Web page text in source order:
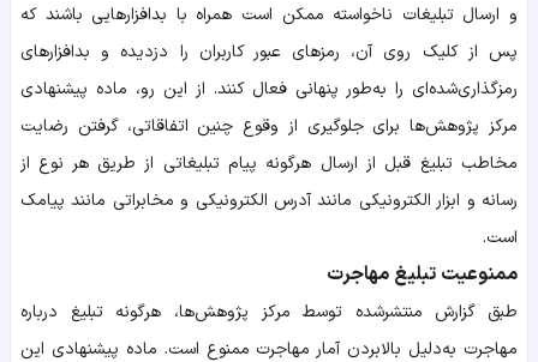
و ارسال تبلیغات ناخواسته ممکن است همراه با بدافزارهایی باشند که
پس از کلیک روی آن، رمزهای عبور کاربران را دزدیده و بدافزارهای
رمزگذاری‌شده‌ای را به‌طور پنهانی‌ فعال کنند. از این‌ رو، ماده پیشنهادی
مرکز پژوهش‌ها برای جلوگیری از وقوع چنین اتفاقاتی، گرفتن رضایت
مخاطب تبلیغ قبل از ارسال هرگونه پیام تبلیغاتی از طریق هر نوع از
رسانه و ابزار الکترونیکی مانند آدرس الکترونیکی و مخابراتی مانند پیامک
است.
ممنوعیت تبلیغ مهاجرت
طبق گزارش منتشرشده توسط مرکز پژوهش‌ها، هرگونه تبلیغ درباره
مهاجرت به‌دلیل بالابردن آمار مهاجرت ممنوع است. ماده پیشنهادی این